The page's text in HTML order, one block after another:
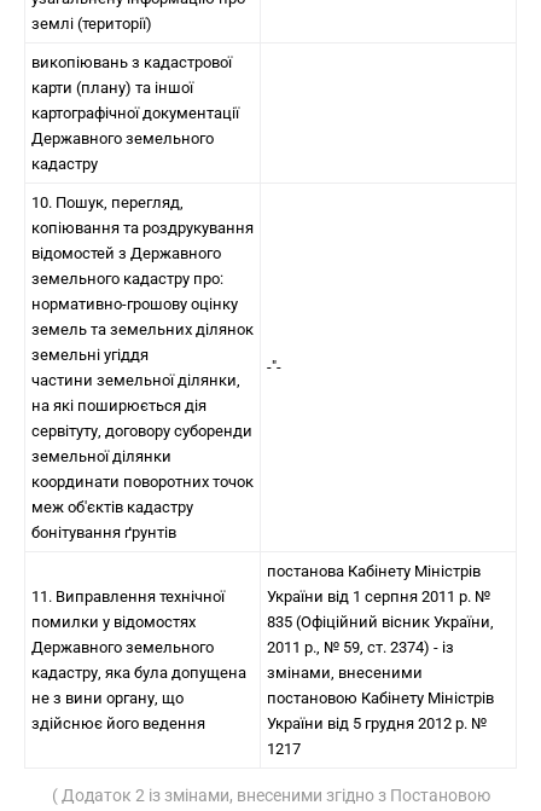
землі (території)
викопіювань з кадастрової
карти (плану) та іншої
картографічної документації
Державного земельного
кадастру
10. Пошук, перегляд,
копіювання та роздрукування
відомостей з Державного
земельного кадастру про:
нормативно-грошову оцінку
земель та земельних ділянок
земельні угіддя
частини земельної ділянки,
на які поширюється дія
сервітуту, договору суборенди
земельної ділянки
координати поворотних точок
меж об'єктів кадастру
бонітування ґрунтів
-"-
11. Виправлення технічної
помилки у відомостях
Державного земельного
кадастру, яка була допущена
не з вини органу, що
здійснює його ведення
постанова Кабінету Міністрів
України від 1 серпня 2011 р. №
835 (Офіційний вісник України,
2011 р., № 59, ст. 2374) - із
змінами, внесеними
постановою Кабінету Міністрів
України від 5 грудня 2012 р. №
1217
( Додаток 2 із змінами, внесеними згідно з Постановою